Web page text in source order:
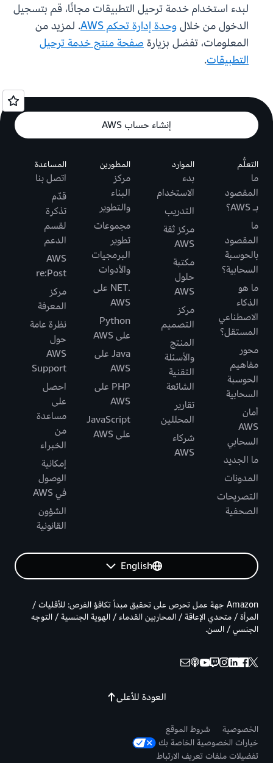
لبدء استخدام خدمة ترحيل التطبيقات مجانًا، قم بتسجيل
الدخول من خلالوحدة إدارة تحكم AWS
. لمزيد من
المعلومات، تفضل بزيارةصفحة منتج خدمة ترحيل
التطبيقات.
إنشاء حساب AWS
التعلُّم
ما
المقصود
بـ AWS؟
ما
المقصود
بالحوسبة
السحابية؟
ما هو
الذكاء
الاصطناعي
المستقل؟
محور
مفاهيم
الحوسبة
السحابية
أمان
AWS
السحابي
ما الجديد
المدونات
التصريحات
الصحفية
الموارد
بدء
الاستخدام
التدريب
مركز ثقة
AWS
مكتبة
حلول
AWS
مركز
التصميم
المنتج
والأسئلة
التقنية
الشائعة
تقارير
المحللين
شركاء
AWS
المطورين
مركز
البناء
والتطوير
مجموعات
تطوير
البرمجيات
والأدوات
.NET على
AWS
Python
على AWS
Java على
AWS
PHP على
AWS
JavaScript
على AWS
المساعدة
اتصل بنا
قدّم
تذكرة
لقسم
الدعم
AWS
re:Post
مركز
المعرفة
نظرة عامة
حول
AWS
Support
احصل
على
مساعدة
من
الخبراء
إمكانية
الوصول
في AWS
الشؤون
القانونية
English
العودة للأعلى
Amazon جهة عمل تحرص على تحقيق مبدأ تكافؤ الفرص: للأقليات /
المرأة / متحدي الإعاقة / المحاربين القدماء / الهوية الجنسية / التوجه
الجنسي / السن.
الخصوصية
شروط الموقع
خيارات الخصوصية الخاصة بك
تفضيلات ملفات تعريف الارتباط